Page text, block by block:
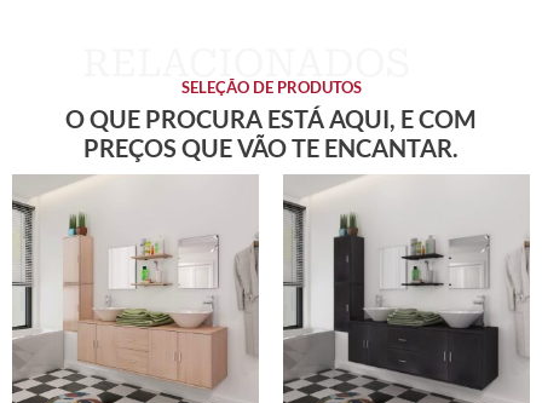
SELEÇÃO DE PRODUTOS
O QUE PROCURA ESTÁ AQUI, E COM
PREÇOS QUE VÃO TE ENCANTAR.